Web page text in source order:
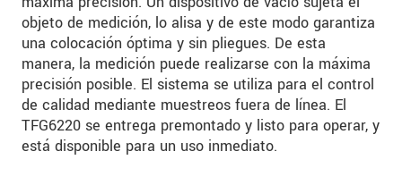
objeto de medición, lo alisa y de este modo garantiza
una colocación óptima y sin pliegues. De esta
manera, la medición puede realizarse con la máxima
precisión posible. El sistema se utiliza para el control
de calidad mediante muestreos fuera de línea. El
TFG6220 se entrega premontado y listo para operar, y
está disponible para un uso inmediato.
* Mandatory fields
We treat your data confidentially. Please read our
data privacy statement